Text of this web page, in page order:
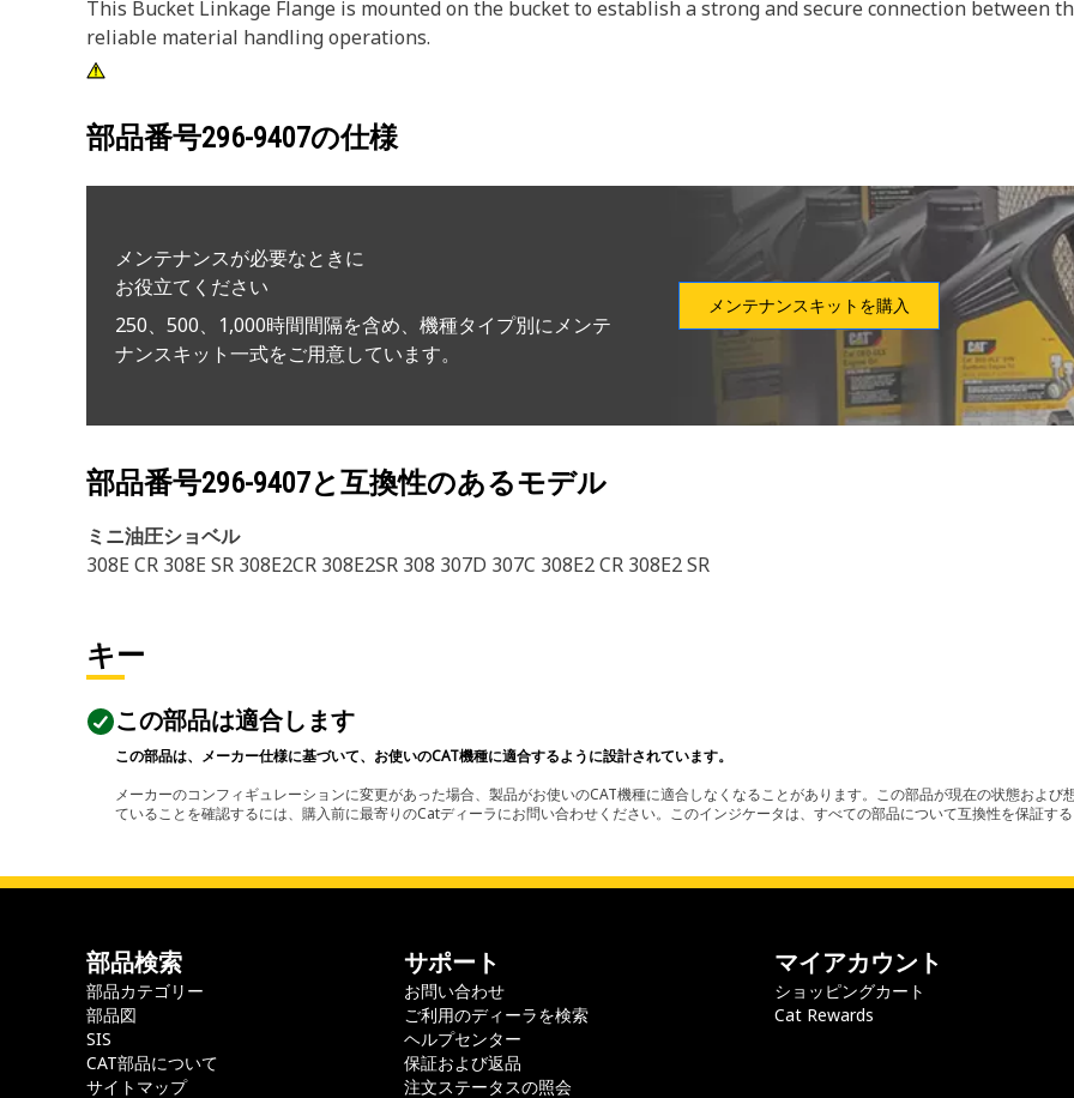
This Bucket Linkage Flange is mounted on the bucket to establish a strong and secure connection between
reliable material handling operations.
部品番号296-9407の仕様
メンテナンスが必要なときに
お役立てください
250、500、1,000時間間隔を含め、機種タイプ別にメンテ
ナンスキット一式をご用意しています。
メンテナンスキットを購入
部品番号296-9407と互換性のあるモデル
ミニ油圧ショベル
308E CR 308E SR 308E2CR 308E2SR 308 307D 307C 308E2 CR 308E2 SR
キー
この部品は適合します
この部品は、メーカー仕様に基づいて、お使いのCAT機種に適合するように設計されています。
メーカーのコンフィギュレーションに変更があった場合、製品がお使いのCAT機種に適合しなくなることがあります。この部品が現在の状態およ
ていることを確認するには、購入前に最寄りのCatディーラにお問い合わせください。このインジケータは、すべての部品について互換性を保証す
部品検索
部品カテゴリー
部品図
SIS
CAT部品について
サイトマップ
サポート
お問い合わせ
ご利用のディーラを検索
ヘルプセンター
保証および返品
注文ステータスの照会
マイアカウント
ショッピングカート
Cat Rewards